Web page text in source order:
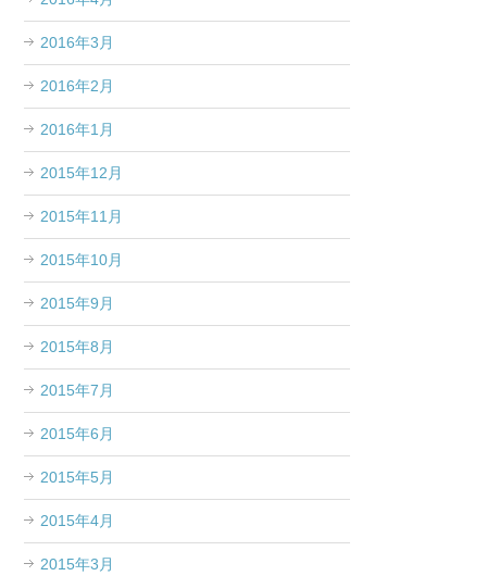
2016年3月
2016年2月
2016年1月
2015年12月
2015年11月
2015年10月
2015年9月
2015年8月
2015年7月
2015年6月
2015年5月
2015年4月
2015年3月